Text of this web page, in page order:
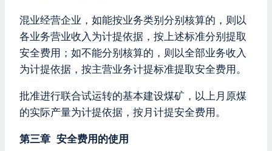
混业经营企业，如能按业务类别分别核算的，则以
各业务营业收入为计提依据，按上述标准分别提取
安全费用；如不能分别核算的，则以全部业务收入
为计提依据，按主营业务计提标准提取安全费用。
批准进行联合试运转的基本建设煤矿，以上月原煤
的实际产量为计提依据，按月计提安全费用。
第三章 安全费用的使用